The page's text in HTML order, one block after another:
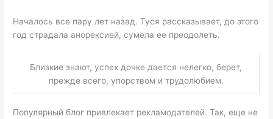
Началось все пару лет назад. Туся рассказывает, до этого
год страдала анорексией, сумела ее преодолеть.
Близкие знают, успех дочке дается нелегко, берет,
прежде всего, упорством и трудолюбием.
Популярный блог привлекает рекламодателей. Так, еще не